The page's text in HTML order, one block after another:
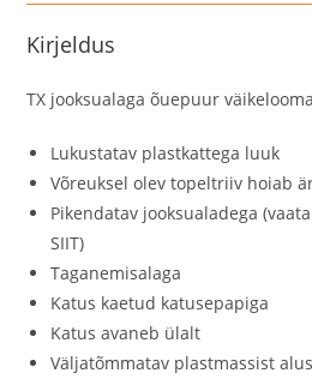
Kirjeldus
TX jooksualaga õuepuur
Lukustatav plastkattega luuk
Võreuksel olev topeltriiv hoiab
Pikendatav jooksualadega
SIIT)
Taganemisalaga
Katus kaetud katusepapiga
Katus avaneb ülalt
Väljatõmmatav plastmassist